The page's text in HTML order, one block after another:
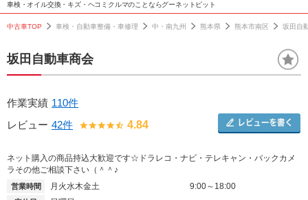
車検・オイル交換・キズ・ヘコミクルマのことならグーネットピット
中古車TOP 車検・自動車整備・車修理 中・南九州 熊本県 熊本市南区 坂田自
坂田自動車商会
作業実績 110件
レビュー 42件 4.84
ネット購入の商品持込大歓迎です☆ドラレコ・ナビ・テレキャン・バックカメ
ラその他ご相談下さい（＾＾♪
営業時間 月火水木金土 9:00～18:00